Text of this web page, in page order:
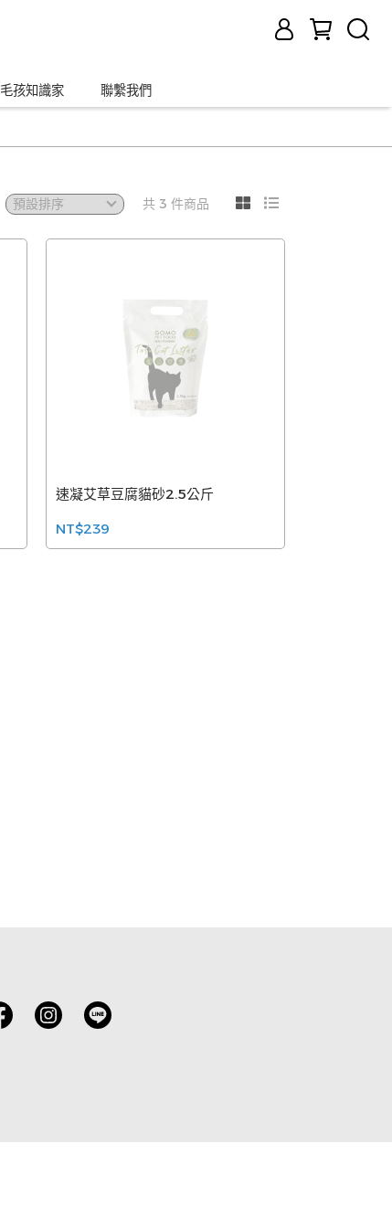
毛孩知識家 聯繫我們
共 3 件商品
速凝艾草豆腐貓砂2.5公斤
NT$239